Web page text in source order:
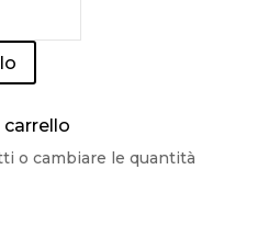
o cambiare le quantità